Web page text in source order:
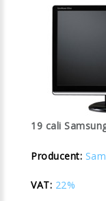
19 cali
Producent:
VAT: 22%